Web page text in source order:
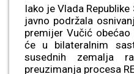
Iako je Vlada
javno podržala
premijer Vučić
će u bilateralnim
susednih zemalja
preuzimanja procesa